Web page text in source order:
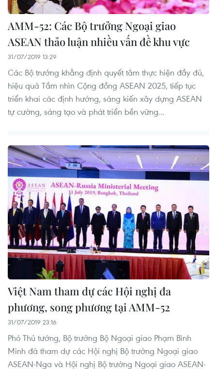
AMM-52: Các Bộ trưởng Ngoại giao
ASEAN thảo luận nhiều vấn đề khu vực
31/07/2019 13:29
Các Bộ trưởng khẳng định quyết tâm thực hiện đầy đủ,
hiệu quả Tầm nhìn Cộng đồng ASEAN 2025, tiếp tục
triển khai các định hướng, sáng kiến xây dựng ASEAN
tự cường, sáng tạo và phát triển bền vững...
Việt Nam tham dự các Hội nghị đa
phương, song phương tại AMM-52
31/07/2019 23:16
Phó Thủ tướng, Bộ trưởng Bộ Ngoại giao Phạm Bình
Minh đã tham dự các Hội nghị Bộ trưởng Ngoại giao
ASEAN-Nga và Hội nghị Bộ trưởng Ngoại giao ASEAN-